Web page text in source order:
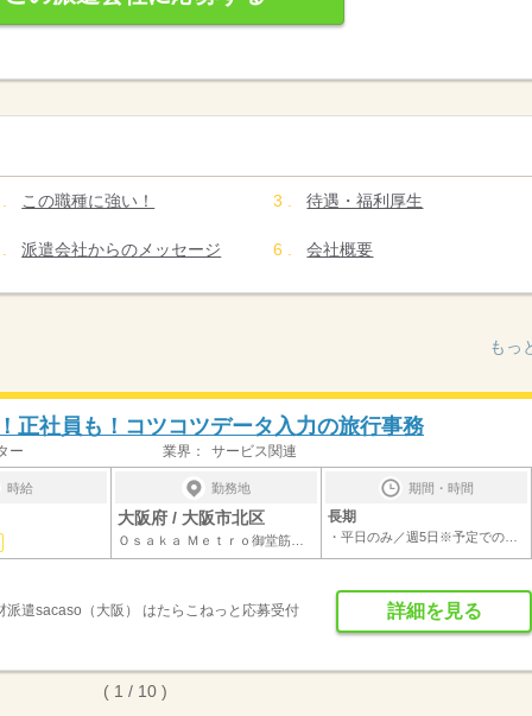
この職種に強い！ 待遇・福利厚生
派遣会社からのメッセージ 会社概要
もっ
正社員も！コツコツデータ入力の旅行事務
ー 業界： サービス関連
時給 勤務地
大阪府 / 大阪市北区
期間・時間
長期
詳細を見る
遣sacaso（大阪） はたらこねっと応募受付
( 1 / 10 )